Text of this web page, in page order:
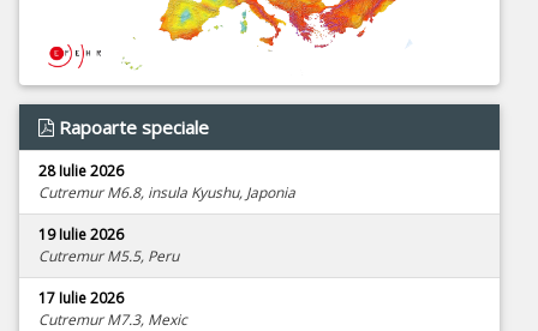
Rapoarte speciale
28 Iulie 2026
Cutremur M6.8, insula Kyushu, Japonia
19 Iulie 2026
Cutremur M5.5, Peru
17 Iulie 2026
Cutremur M7.3, Mexic